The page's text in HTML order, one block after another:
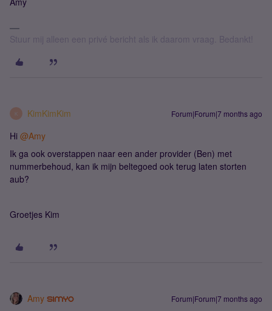
Stuur mij alleen een privé bericht als ik daarom vraag. Bedankt!
K KimKimKim Forum|Forum|7 months ago
Hi ​ @Amy
Ik ga ook overstappen naar een ander provider (Ben) met
nummerbehoud, kan ik mijn beltegoed ook terug laten storten
aub?
Groetjes Kim
Amy Forum|Forum|7 months ago